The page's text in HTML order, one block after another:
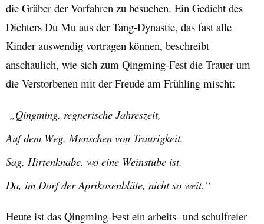
die Gräber der Vorfahren zu besuchen. Ein Gedicht des
Dichters Du Mu aus der Tang-Dynastie, das fast alle
Kinder auswendig vortragen können, beschreibt
anschaulich, wie sich zum Qingming-Fest die Trauer um
die Verstorbenen mit der Freude am Frühling mischt:
„Qingming, regnerische Jahreszeit,
Auf dem Weg, Menschen von Traurigkeit.
Sag, Hirtenknabe, wo eine Weinstube ist.
Da, im Dorf der Aprikosenblüte, nicht so weit.“
Heute ist das Qingming-Fest ein arbeits- und schulfreier